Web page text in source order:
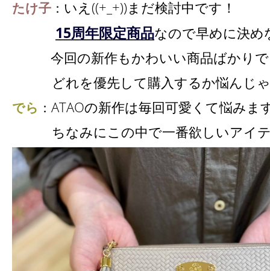
たけ子 ： いえ((+_+))まだ検討中です！
15周年限定商品なので早めに決め
今回の新作もかわいい商品ばかりで
どれを優先して購入するか悩んじゃ
でら ： ATAOの新作は毎回可愛くて悩みま
ちなみにこの中で一番欲しいアイ